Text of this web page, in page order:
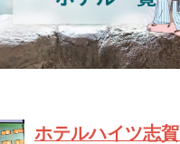
ホテルハイツ志